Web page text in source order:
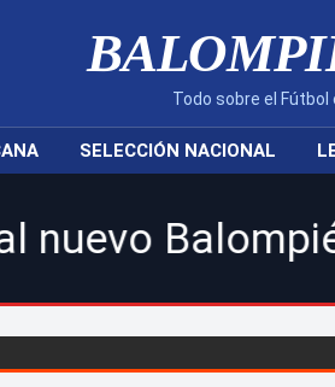
Todo sobre el Fútbol
SELECCIÓN NACIONAL